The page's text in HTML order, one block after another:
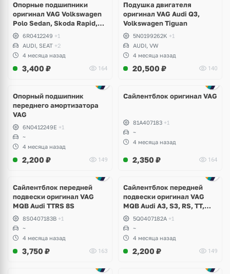
Опорные подшипники
оригинал VAG Volkswagen
Polo Sedan, Skoda Rapid,
Audi A1
6R0412249 +1
AUDI, SEAT +2
4 месяца назад
3,400 ₽ 164
Подушка двигателя
оригинал VAG Audi Q3,
Volkswagen Tiguan
5N0199262K +1
AUDI, VW
4 месяца назад
20,500 ₽ 140
Опорный подшипник
переднего амортизатора
VAG
6N0412249E +1
~
4 месяца назад
2,200 ₽ 149
Сайлентблок оригинал VAG
81A407183 +1
~
4 месяца назад
2,350 ₽ 164
Сайлентблок передней
подвески оригинал VAG
MQB Audi TTRS 8S
8S0407183B +1
~
4 месяца назад
3,750 ₽ 163
Сайлентблок передней
подвески оригинал VAG
MQB Audi A3, S3, RS, TT,
TTRS, Skoda Octavia A7,
Kodiaq, Karoq, Superb,
Volkswagen Tiguan, Passat,
Golf
5Q0407182A +1
~
4 месяца назад
2,200 ₽ 149